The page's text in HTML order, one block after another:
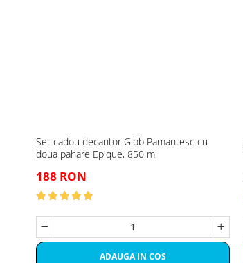
Set cadou decantor Glob Pamantesc cu
doua pahare Epique, 850 ml
188 RON
ADAUGA IN COS